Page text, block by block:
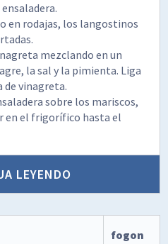
en rodajas, los langostinos
mezclando en un
la sal y la pimienta. Liga
de vinagreta.
sobre los mariscos,
en el frigorífico hasta el
LEYENDO
fogon